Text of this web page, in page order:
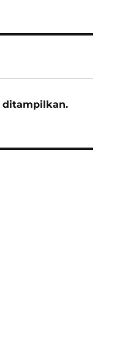
ditampilkan.